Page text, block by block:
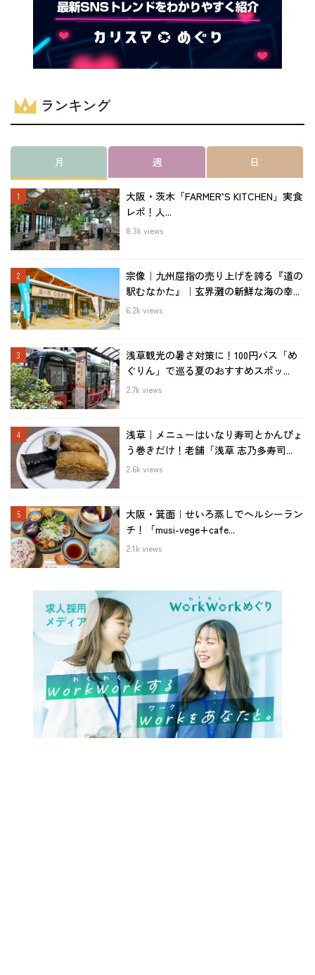
ランキング
月 週 日
大阪・茨木「FARMER’S KITCHEN」実食
レポ！人...
8.3k views
宗像｜九州屈指の売り上げを誇る『道の
駅むなかた』｜玄界灘の新鮮な海の幸...
6.2k views
浅草観光の暑さ対策に！100円バス「め
ぐりん」で巡る夏のおすすめスポッ...
2.7k views
浅草｜メニューはいなり寿司とかんぴょ
う巻きだけ！老舗「浅草 志乃多寿司...
2.6k views
大阪・箕面｜せいろ蒸しでヘルシーラン
チ！「musi-vege+cafe...
2.1k views